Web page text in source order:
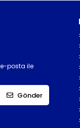
posta ile
Gönder